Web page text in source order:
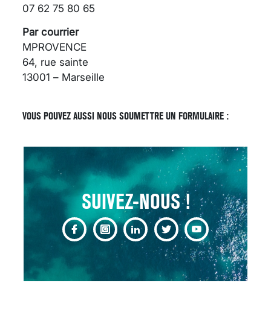
07 62 75 80 65
Par courrier
MPROVENCE
64, rue sainte
13001 – Marseille
VOUS POUVEZ AUSSI NOUS SOUMETTRE UN FORMULAIRE :
SUIVEZ-NOUS !
POUR TOUTES LES
INSUFFISANCE
CARDIAQUE : LES
SIGNAUX D’ALERTE
AVANT… LA MORT
25 août 2024